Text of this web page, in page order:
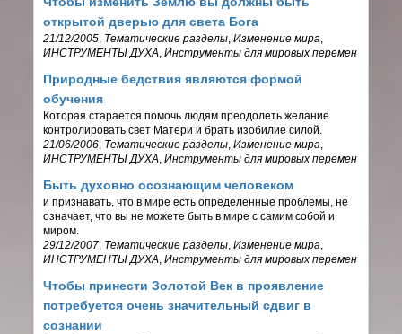
открытой дверью для света Бога
21/12/2005 Тематические разделы ,Изменение мира
ИНСТРУМЕНТЫ ДУХА ,Инструменты для мировых перемен
Природные бедствия являются формой
обучения
Которая старается помочь людям преодолеть желание
контролировать свет Матери и брать изобилие силой.
21/06/2006 Тематические разделы ,Изменение мира
ИНСТРУМЕНТЫ ДУХА ,Инструменты для мировых перемен
Быть духовно осознающим человеком
и признавать, что в мире есть определенные проблемы, не
означает, что вы не можете быть в мире с самим собой и
миром.
29/12/2007 Тематические разделы ,Изменение мира
ИНСТРУМЕНТЫ ДУХА ,Инструменты для мировых перемен
Чтобы принести Золотой Век в проявление
потребуется очень значительный сдвиг в
сознании